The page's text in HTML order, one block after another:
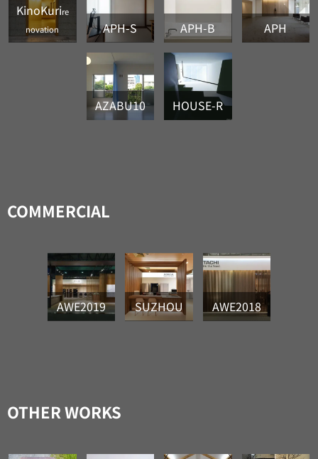
KinoKurire
novation
APH-S APH-B APH
AZABU10 HOUSE-R
COMMERCIAL
AWE2019 SUZHOU AWE2018
OTHER WORKS